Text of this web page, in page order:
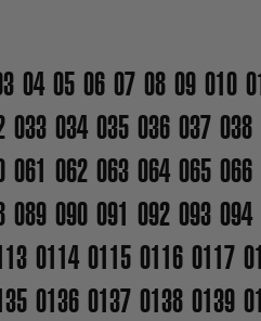
04 05 06 07 08 09 010
033 034 035 036 037 038
061 062 063 064 065 066
089 090 091 092 093 094
0114 0115 0116 0117
0136 0137 0138 0139